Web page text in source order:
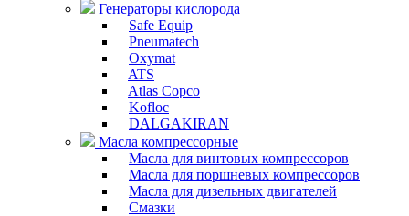
Генераторы кислорода
Safe Equip
Pneumatech
Oxymat
ATS
Atlas Copco
Kofloc
DALGAKIRAN
Масла компрессорные
Масла для винтовых компрессоров
Масла для поршневых компрессоров
Масла для дизельных двигателей
Смазки